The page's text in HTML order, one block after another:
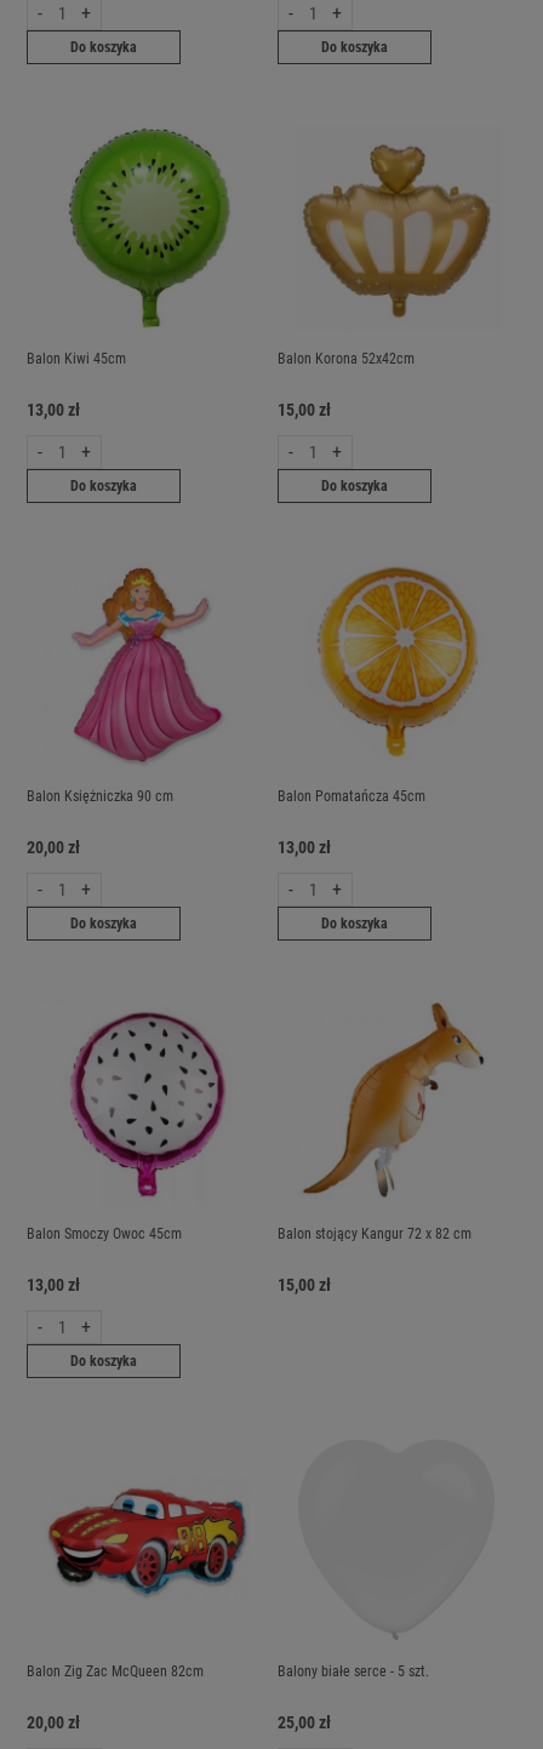
- +
Do koszyka
- +
Do koszyka
Balon Kiwi 45cm
13,00 zł
- +
Do koszyka
Balon Korona 52x42cm
15,00 zł
- +
Do koszyka
Balon Księżniczka 90 cm
20,00 zł
- +
Do koszyka
Balon Pomatańcza 45cm
13,00 zł
- +
Do koszyka
Balon Smoczy Owoc 45cm
13,00 zł
- +
Do koszyka
Balon stojący Kangur 72 x 82 cm
15,00 zł
Balon Zig Zac McQueen 82cm
20,00 zł
Balony białe serce - 5 szt.
25,00 zł